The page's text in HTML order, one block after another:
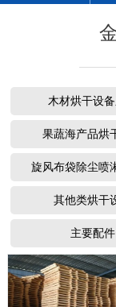
木材烘干设备
果蔬海产品烘
旋风布袋除尘喷
其他类烘干
主要配件